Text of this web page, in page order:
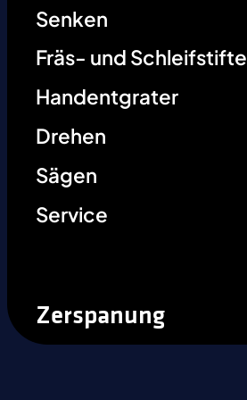
Senken
Fräs- und Schleifstifte
Handentgrater
Drehen
Sägen
Service
Zerspanung